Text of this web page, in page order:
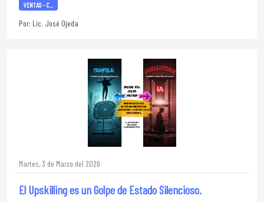
VENTAS - C...
Por: Lic. José Ojeda
Martes, 3 de Marzo del 2026
El Upskilling es un Golpe de Estado Silencioso.